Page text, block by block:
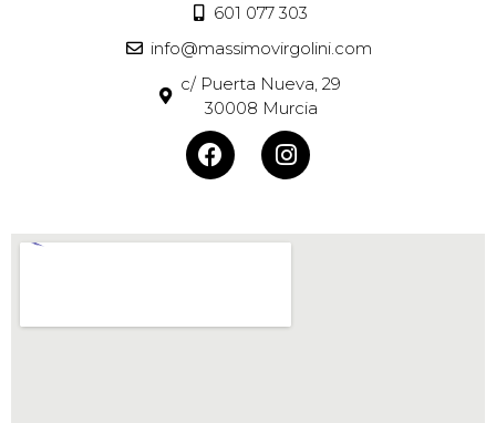
601 077 303
info@massimovirgolini.com
c/ Puerta Nueva, 29
30008 Murcia